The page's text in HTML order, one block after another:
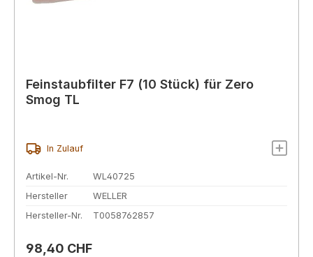
Feinstaubfilter F7 (10 Stück) für Zero
Smog TL
In Zulauf
Artikel-Nr.
WL40725
Hersteller
WELLER
Hersteller-Nr.
T0058762857
Regulärer Preis:
98,40 CHF